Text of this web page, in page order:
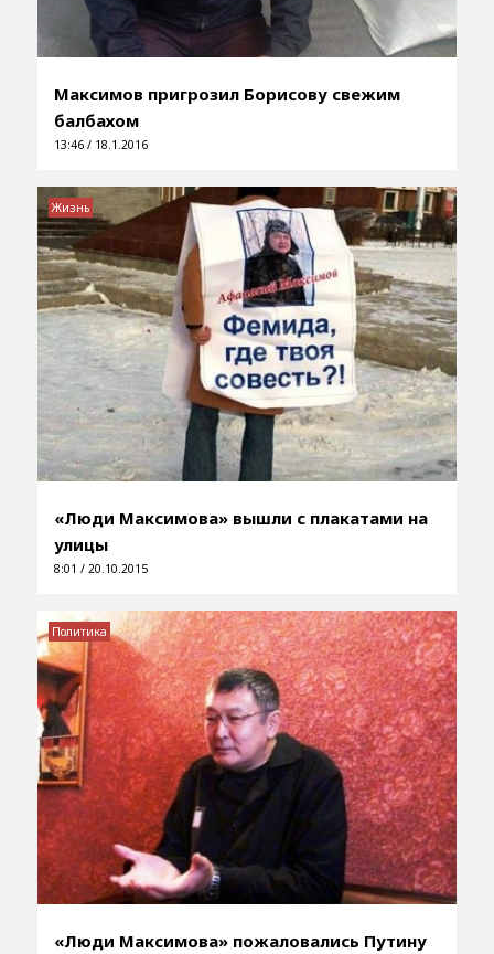
Максимов пригрозил Борисову свежим
балбахом
13:46 / 18.1.2016
«Люди Максимова» вышли с плакатами на
улицы
8:01 / 20.10.2015
Жизнь
«Люди Максимова» пожаловались Путину
Политика